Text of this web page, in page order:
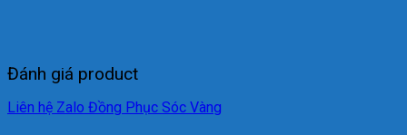
Đánh giá product
Liên hệ Zalo Đồng Phục Sóc Vàng